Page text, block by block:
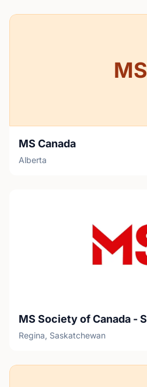
MS
MS Canada
Alberta
Regina, Saskatchewan